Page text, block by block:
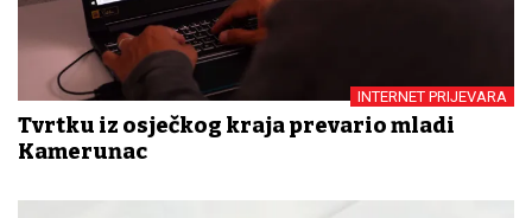
INTERNET PRIJEVARA
Tvrtku iz osječkog kraja prevario mladi
Kamerunac